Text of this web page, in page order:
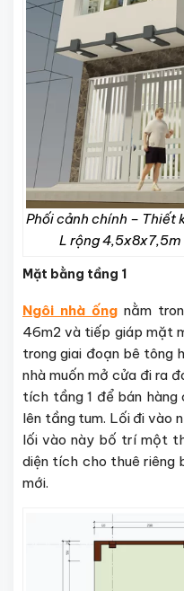
Phối cảnh chính – Thiết
L rộng 4,5x8x7,5m
Mặt bằng tầng 1
Ngôi nhà ống nằm
46m2 và tiếp giáp mặt
trong giai đoạn bê tông
nhà muốn mở cửa đi ra
tích tầng 1 để bán hàng
lên tầng tum. Lối đi vào
lối vào này bố trí một
diện tích cho thuê riêng
mới.